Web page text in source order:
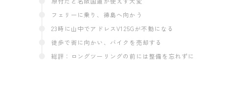
フェリーに乗り、徳島へ向かう
23時に山中でアドレスV125Gが不動になる
徒歩で街に向かい、バイクを売却する
総評：ロングツーリングの前には整備を忘れずに